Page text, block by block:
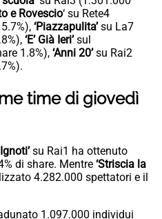
e Rovescio‘ su Rete4
‘Piazzapulita’su La7
‘E’ Già Ieri’sul
1.8%), ‘Anni 20’su Rai2
time di giovedì
su Rai1 ha ottenuto
di share. Mentre ‘Striscia la
4.282.000 spettatori e il
1.097.000 individui